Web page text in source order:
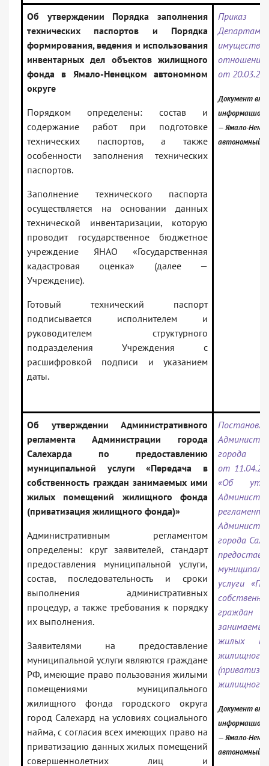
Об утверждении Порядка заполнения
технических паспортов и Порядка
формирования, ведения и использования
инвентарных дел объектов жилищного
фонда в Ямало-Ненецком автономном
округе
Порядком определены: состав и
содержание работ при подготовке
технических паспортов, а также
особенности заполнения технических
паспортов.
Заполнение технического паспорта
осуществляется на основании данных
технической инвентаризации, которую
проводит государственное бюджетное
учреждение ЯНАО «Государственная
кадастровая оценка» (далее —
Учреждение).
Готовый технический паспорт
подписывается исполнителем и
руководителем структурного
подразделения Учреждения с
расшифровкой подписи и указанием
даты.
Приказ
от
Документ
— Ямало-
автономный
Об утверждении Административного
регламента Администрации города
Салехарда по предоставлению
муниципальной услуги «Передача в
собственность граждан занимаемых ими
жилых помещений жилищного фонда
(приватизация жилищного фонда)»
Административным регламентом
определены: круг заявителей, стандарт
предоставления муниципальной услуги,
состав, последовательность и сроки
выполнения административных
процедур, а также требования к порядку
их выполнения.
Заявителями на предоставление
муниципальной услуги являются граждане
РФ, имеющие право пользования жилыми
помещениями муниципального
жилищного фонда городского округа
город Салехард на условиях социального
найма, с согласия всех имеющих право на
приватизацию данных жилых помещений
совершеннолетних лиц и
города
от
«Об
регламента
города
услуги
граждан
жилых
жилищного
Документ
— Ямало-
автономный